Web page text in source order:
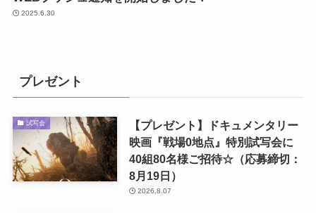
2025.6.30
プレゼント
試写会
【プレゼント】ドキュメンタリー
映画『戦場0地点』特別試写会に
40組80名様ご招待☆（応募締切：
8月19日）
2026.8.07